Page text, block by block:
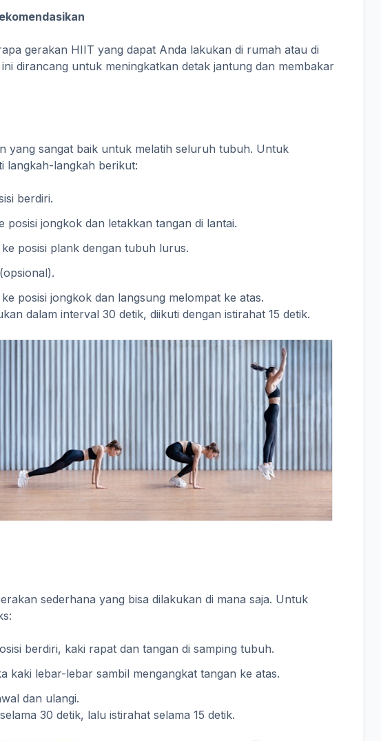
gerakan HIIT yang dapat Anda lakukan di rumah atau di
dirancang untuk meningkatkan detak jantung dan membakar
yang sangat baik untuk melatih seluruh tubuh. Untuk
langkah-langkah berikut:
berdiri.
posisi jongkok dan letakkan tangan di lantai.
posisi plank dengan tubuh lurus.
posisi jongkok dan langsung melompat ke atas.
dalam interval 30 detik, diikuti dengan istirahat 15 detik.
sederhana yang bisa dilakukan di mana saja. Untuk
berdiri, kaki rapat dan tangan di samping tubuh.
kaki lebar-lebar sambil mengangkat tangan ke atas.
dan ulangi.
30 detik, lalu istirahat selama 15 detik.